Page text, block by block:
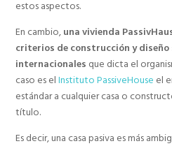
estos aspectos.
En cambio, una vivienda
criterios de construcción y diseño
internacionales que dicta el
caso es elInstituto PassiveHouse el
estándar a cualquier casa o
título.
Es decir, una casa pasiva es más